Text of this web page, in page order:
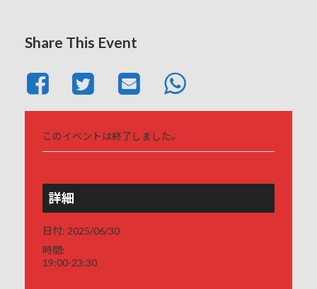
Share This Event
このイベントは終了しました。
詳細
日付: 2025/06/30
時間:
19:00-23:30